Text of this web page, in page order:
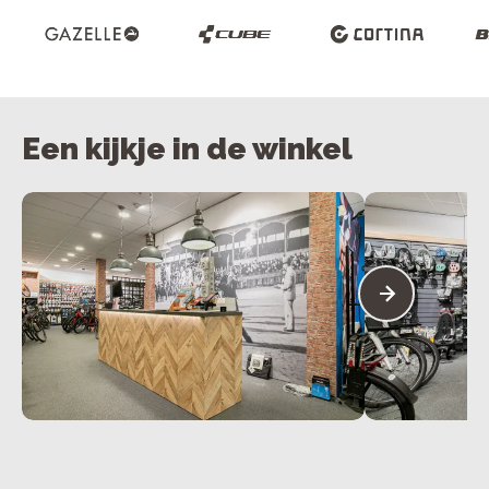
Een kijkje in de winkel